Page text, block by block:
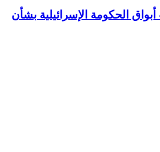
الحكومة الإسرائيلية بشأن